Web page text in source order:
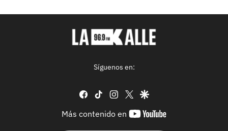
Síguenos en:
facebook
tiktok instagram
twittergoogle
Más contenido en
youtube-